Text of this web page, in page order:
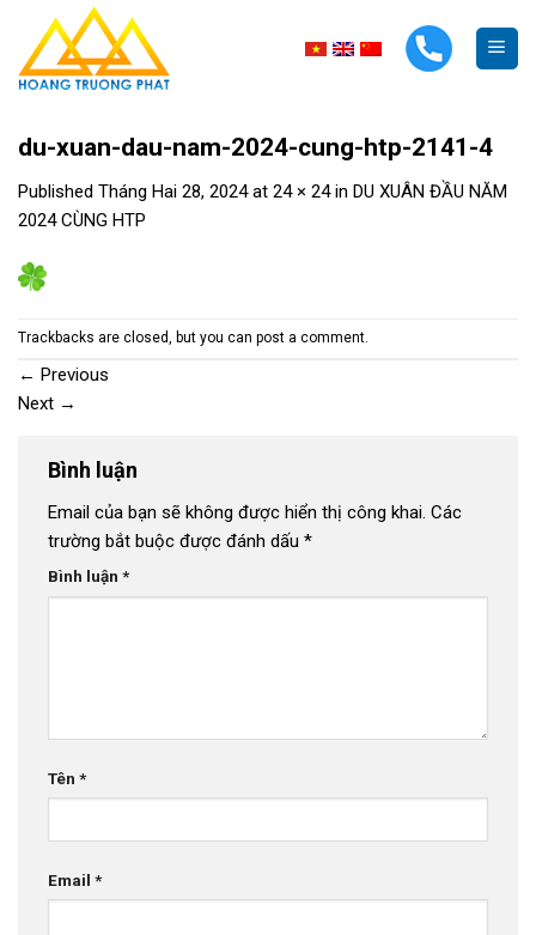
content
du-xuan-dau-nam-2024-cung-htp-2141-4
Published Tháng Hai 28, 2024at 24 × 24in DU XUÂN ĐẦU NĂM
2024 CÙNG HTP
Trackbacks are closed, but you can post a comment
← Previous
Next →
Bình luận
Email của bạn sẽ không được hiển thị công khai. Các
trường bắt buộc được đánh dấu *
Bình luận *
Tên *
Email *